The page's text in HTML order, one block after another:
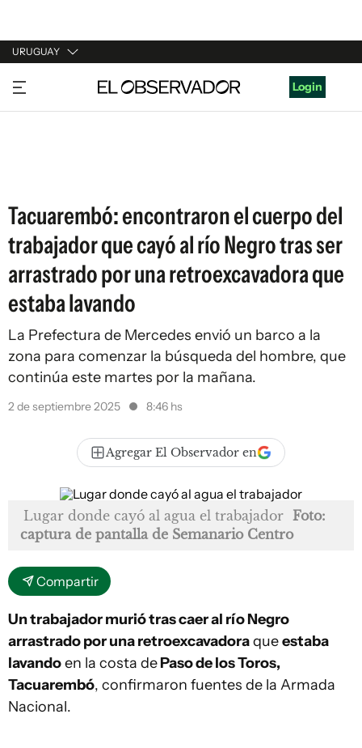
URUGUAY
URUGUAY
ARGENTINA
Login
Tacuarembó: encontraron el cuerpo del
trabajador que cayó al río Negro tras ser
arrastrado por una retroexcavadora que
estaba lavando
La Prefectura de Mercedes envió un barco a la
zona para comenzar la búsqueda del hombre, que
continúa este martes por la mañana.
2 de septiembre 2025 8:46 hs
Agregar El Observador en
Lugar donde cayó al agua el trabajador Foto:
captura de pantalla de Semanario Centro
Compartir
Un trabajador murió tras caer al río Negro
arrastrado por una retroexcavadoraqueestaba
lavandoen la costa dePaso de los Toros,
Tacuarembó, confirmaron fuentes de la Armada
Nacional.